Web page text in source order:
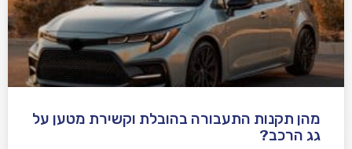
מהן תקנות התעבורה בהובלת וקשירת מטען על
גג הרכב?